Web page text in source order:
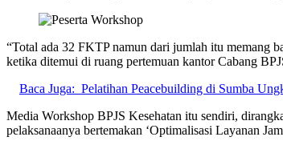
“Total ada 32 FKTP namun dari jumlah itu memang
ketika ditemui di ruang pertemuan kantor Cabang
Baca Juga: Pelatihan Peacebuilding di Sumba
Media Workshop BPJS Kesehatan itu sendiri,
pelaksanaanya bertemakan ‘Optimalisasi Layanan